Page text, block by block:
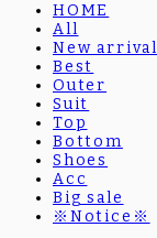
HOME
All
New arrival
Best
Outer
Suit
Top
Bottom
Shoes
Acc
Big sale
※Notice※